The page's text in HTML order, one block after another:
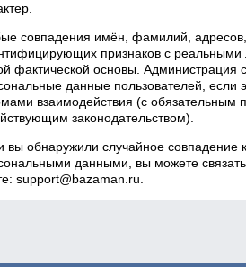
совпадения имён, фамилий,
признаков с
фактической основы. Администрация
данные пользователей,
взаимодействия (с обязательным
законодательством).
вы обнаружили случайное
данными, вы можете
support@bazaman.ru